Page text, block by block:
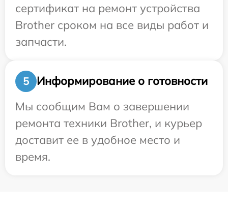
сертификат на ремонт устройства
Brother сроком на все виды работ и
запчасти.
5
Информирование о готовности
Мы сообщим Вам о завершении
ремонта техники Brother, и курьер
доставит ее в удобное место и
время.